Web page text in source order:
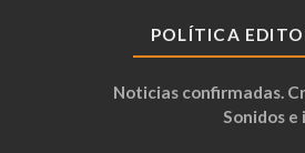
POLÍTICA
Noticias confirmadas.
Sonidos